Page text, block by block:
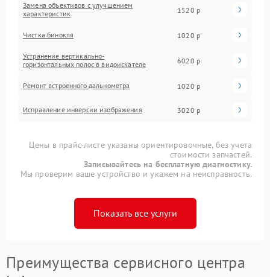
Замена объективов с улучшением
характеристик
1520 р
Чистка бинокля 1020 р
Устранение вертикально-
горизонтальных полос в видоискателе
6020 р
Ремонт встроенного дальнометра 1020 р
Исправление инверсии изображения 3020 р
Цены в прайс-листе указаны ориентировочные, без учета
стоимости запчастей.
Записывайтесь на бесплатную диагностику.
Мы проверим ваше устройство и укажем на неисправность.
Показать все услуги
Преимущества сервисного центра